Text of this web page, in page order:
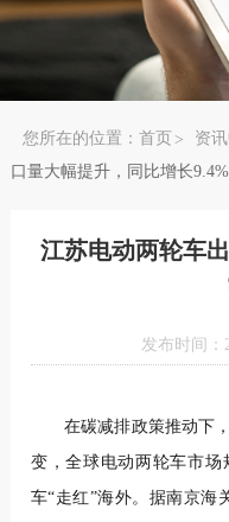
您所在的位置： 首页 资
口量大幅提升，同比增长9.4%
江苏电动两轮车
发布时间：
在碳减排政策推动下
变，全球电动两轮车市
车“走红”海外。据南京海